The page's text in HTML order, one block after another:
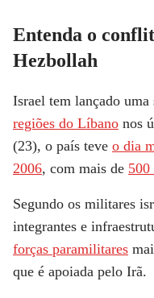
Entenda o
Hezbollah
Israel tem lançado uma
regiões do Líbano nos
(23), o país teve o dia
2006, com mais de
Segundo os militares
integrantes e
forças paramilitares
que é apoiada pelo Irã.